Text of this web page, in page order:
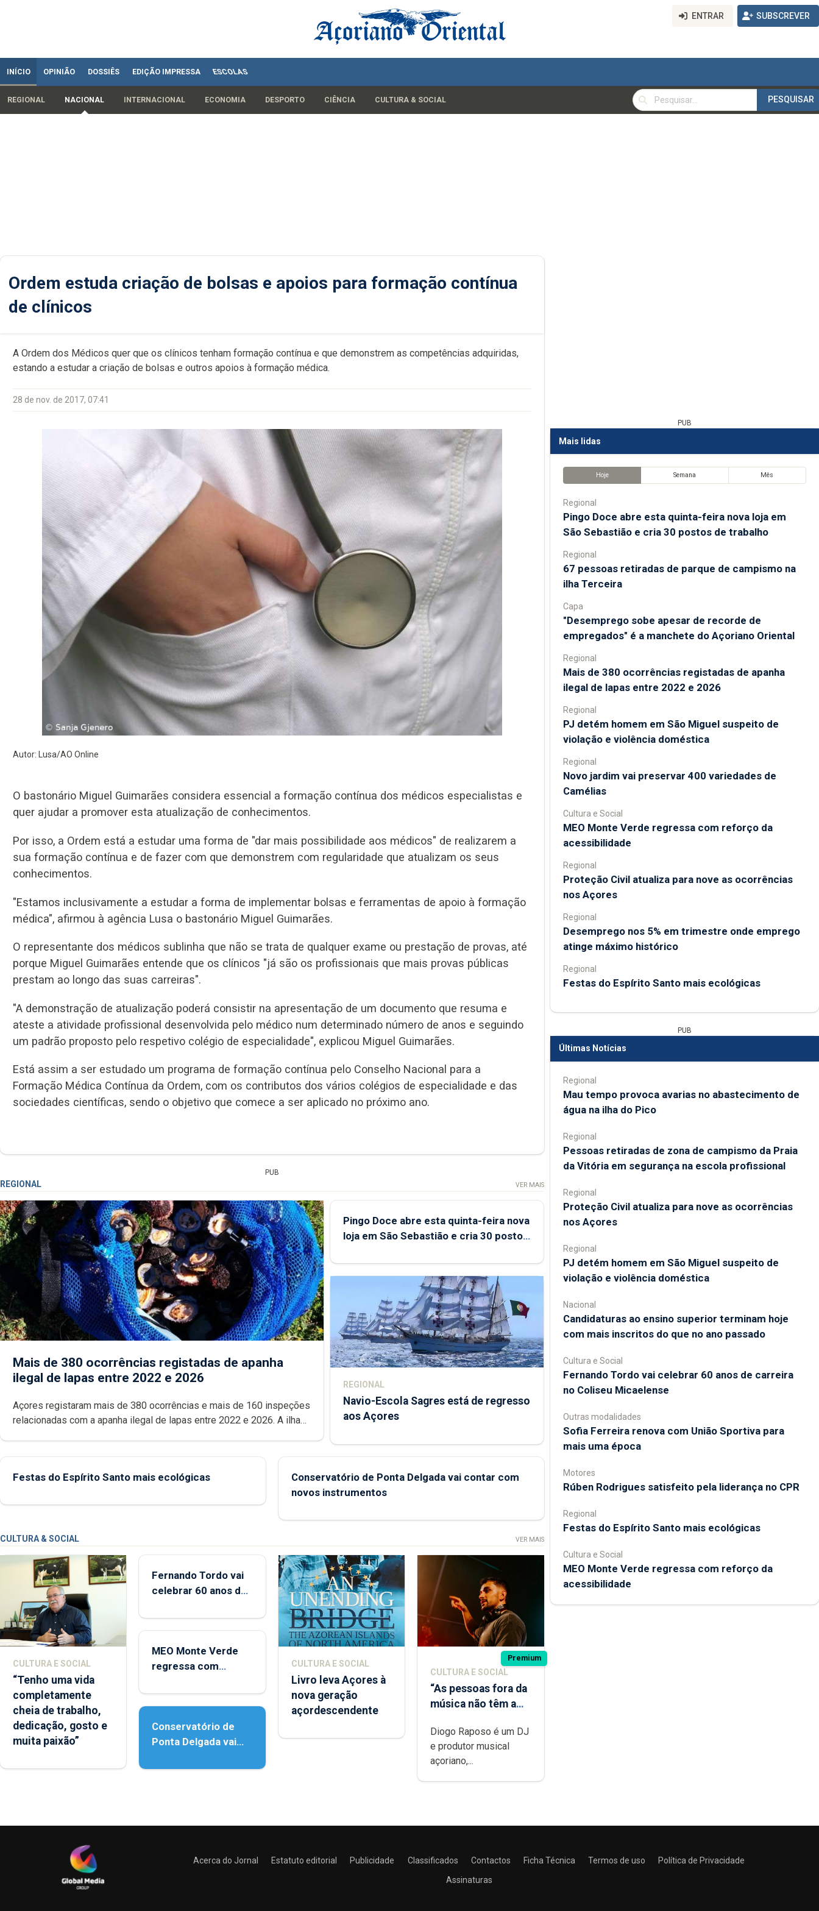
ENTRAR SUBSCREVER
INÍCIO OPINIÃO DOSSIÊS EDIÇÃO IMPRESSA ESCOLAS
REGIONAL NACIONAL INTERNACIONAL ECONOMIA DESPORTO CIÊNCIA CULTURA & SOCIAL
PESQUISAR
PESQUISAR
Ordem estuda criação de bolsas e apoios para formação contínua
de clínicos
A Ordem dos Médicos quer que os clínicos tenham formação contínua e que demonstrem as competências adquiridas,
estando a estudar a criação de bolsas e outros apoios à formação médica.
28 de nov. de 2017, 07:41
Autor: Lusa/AO Online
O bastonário Miguel Guimarães considera essencial a formação contínua dos médicos especialistas e
quer ajudar a promover esta atualização de conhecimentos.
Por isso, a Ordem está a estudar uma forma de "dar mais possibilidade aos médicos" de realizarem a
sua formação contínua e de fazer com que demonstrem com regularidade que atualizam os seus
conhecimentos.
"Estamos inclusivamente a estudar a forma de implementar bolsas e ferramentas de apoio à formação
médica", afirmou à agência Lusa o bastonário Miguel Guimarães.
O representante dos médicos sublinha que não se trata de qualquer exame ou prestação de provas, até
porque Miguel Guimarães entende que os clínicos "já são os profissionais que mais provas públicas
prestam ao longo das suas carreiras".
"A demonstração de atualização poderá consistir na apresentação de um documento que resuma e
ateste a atividade profissional desenvolvida pelo médico num determinado número de anos e seguindo
um padrão proposto pelo respetivo colégio de especialidade", explicou Miguel Guimarães.
Está assim a ser estudado um programa de formação contínua pelo Conselho Nacional para a
Formação Médica Contínua da Ordem, com os contributos dos vários colégios de especialidade e das
sociedades científicas, sendo o objetivo que comece a ser aplicado no próximo ano.
PUB
REGIONAL VER MAIS
Mais de 380 ocorrências registadas de apanha
ilegal de lapas entre 2022 e 2026
Açores registaram mais de 380 ocorrências e mais de 160 inspeções
relacionadas com a apanha ilegal de lapas entre 2022 e 2026. A ilha
Pingo Doce abre esta quinta-feira nova
loja em São Sebastião e cria 30 postos
REGIONAL
Navio-Escola Sagres está de regresso
aos Açores
Festas do Espírito Santo mais ecológicas
Conservatório de Ponta Delgada vai contar com
novos instrumentos
CULTURA & SOCIAL VER MAIS
CULTURA E SOCIAL
“Tenho uma vida
completamente
cheia de trabalho,
dedicação, gosto e
muita paixão”
Fernando Tordo vai
celebrar 60 anos de
Micaelense
MEO Monte Verde
regressa com
acessibilidade
Conservatório de
Ponta Delgada vai
instrumentos
CULTURA E SOCIAL
Livro leva Açores à
nova geração
açordescendente
Premium
CULTURA E SOCIAL
“As pessoas fora da
música não têm a
difícil é produzir
uma música”
Diogo Raposo é um DJ
e produtor musical
açoriano,...
PUB
Mais lidas
Hoje Semana Mês
Regional
Pingo Doce abre esta quinta-feira nova loja em
São Sebastião e cria 30 postos de trabalho
Regional
67 pessoas retiradas de parque de campismo na
ilha Terceira
Capa
"Desemprego sobe apesar de recorde de
empregados" é a manchete do Açoriano Oriental
Regional
Mais de 380 ocorrências registadas de apanha
ilegal de lapas entre 2022 e 2026
Regional
PJ detém homem em São Miguel suspeito de
violação e violência doméstica
Regional
Novo jardim vai preservar 400 variedades de
Camélias
Cultura e Social
MEO Monte Verde regressa com reforço da
acessibilidade
Regional
Proteção Civil atualiza para nove as ocorrências
nos Açores
Regional
Desemprego nos 5% em trimestre onde emprego
atinge máximo histórico
Regional
Festas do Espírito Santo mais ecológicas
PUB
Últimas Notícias
Regional
Mau tempo provoca avarias no abastecimento de
água na ilha do Pico
Regional
Pessoas retiradas de zona de campismo da Praia
da Vitória em segurança na escola profissional
Regional
Proteção Civil atualiza para nove as ocorrências
nos Açores
Regional
PJ detém homem em São Miguel suspeito de
violação e violência doméstica
Nacional
Candidaturas ao ensino superior terminam hoje
com mais inscritos do que no ano passado
Cultura e Social
Fernando Tordo vai celebrar 60 anos de carreira
no Coliseu Micaelense
Outras modalidades
Sofia Ferreira renova com União Sportiva para
mais uma época
Motores
Rúben Rodrigues satisfeito pela liderança no CPR
Regional
Festas do Espírito Santo mais ecológicas
Cultura e Social
MEO Monte Verde regressa com reforço da
acessibilidade
Acerca do Jornal Estatuto editorial Publicidade Classificados Contactos Ficha Técnica Termos de uso
Política de Privacidade
Assinaturas